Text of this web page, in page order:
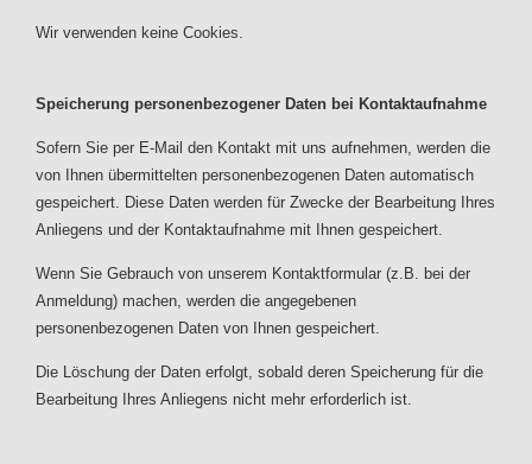
Wir verwenden keine Cookies.
Speicherung personenbezogener Daten bei Kontaktaufnahme
Sofern Sie per E-Mail den Kontakt mit uns aufnehmen, werden die
von Ihnen übermittelten personenbezogenen Daten automatisch
gespeichert. Diese Daten werden für Zwecke der Bearbeitung Ihres
Anliegens und der Kontaktaufnahme mit Ihnen gespeichert.
Wenn Sie Gebrauch von unserem Kontaktformular (z.B. bei der
Anmeldung) machen, werden die angegebenen
personenbezogenen Daten von Ihnen gespeichert.
Die Löschung der Daten erfolgt, sobald deren Speicherung für die
Bearbeitung Ihres Anliegens nicht mehr erforderlich ist.